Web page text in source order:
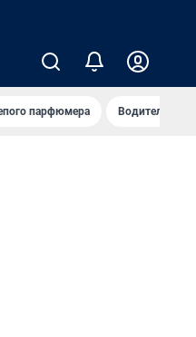
парфюмера Водители